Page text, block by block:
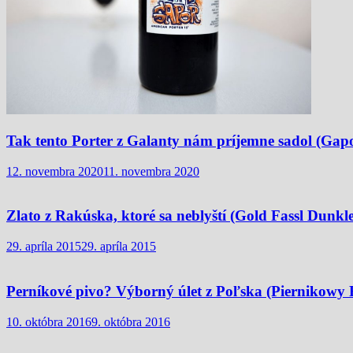
Tak tento Porter z Galanty nám príjemne sadol
12. novembra 202011. novembra 2020
Zlato z Rakúska, ktoré sa neblyští (Gold Fassl
29. apríla 201529. apríla 2015
Perníkové pivo? Výborný úlet z Poľska (Piernikowy
10. októbra 20169. októbra 2016